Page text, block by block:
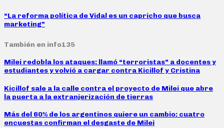
“La reforma política de Vidal es un capricho que busca
marketing”
También en info135
Milei redobla los ataques: llamó “terroristas” a docentes y
estudiantes y volvió a cargar contra Kicillof y Cristina
Kicillof sale a la calle contra el proyecto de Milei que abre
la puerta a la extranjerización de tierras
Más del 60% de los argentinos quiere un cambio: cuatro
encuestas confirman el desgaste de Milei